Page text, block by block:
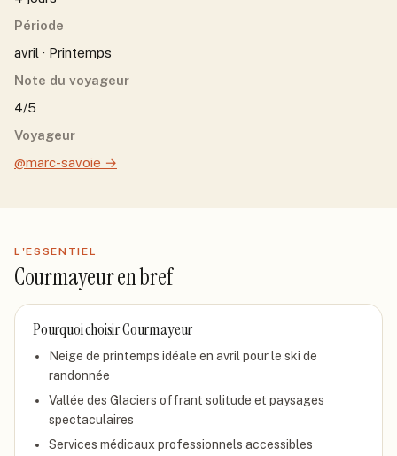
Période
avril · Printemps
Note du voyageur
4/5
Voyageur
@marc-savoie →
L'ESSENTIEL
Courmayeuren bref
Pourquoi choisirCourmayeur
Neige de printemps idéale en avril pour le ski de
randonnée
Vallée des Glaciers offrant solitude et paysages
spectaculaires
Services médicaux professionnels accessibles